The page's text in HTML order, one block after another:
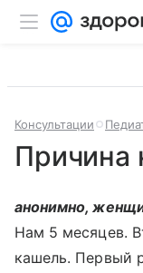
Консультации
Причина
анонимно,
Нам 5 месяцев.
кашель. Первый